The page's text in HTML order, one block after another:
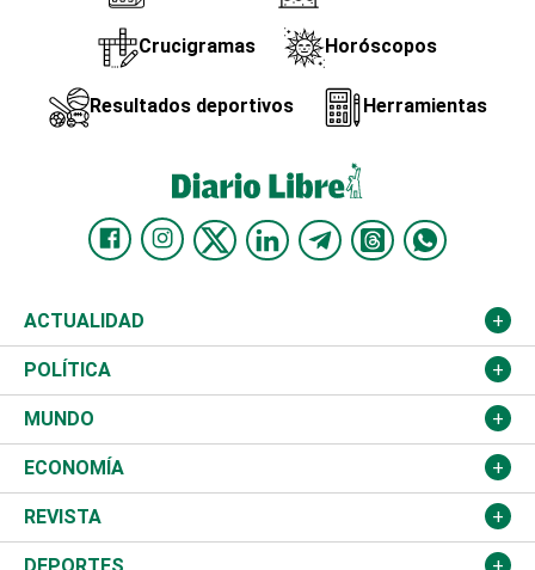
Crucigramas Horóscopos
Resultados deportivos Herramientas
ACTUALIDAD
Nacional
Ciudad
Educación
Salud
Justicia
POLÍTICA
Partidos
JCE
TSE
Congreso Nacional
MUNDO
Estados Unidos
América Latina
Haití
ECONOMÍA
Finanzas
Turismo
REVISTA